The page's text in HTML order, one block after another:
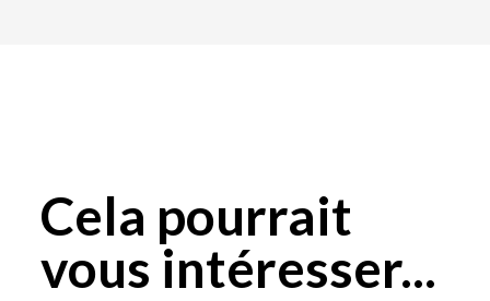
Cela pourrait
vous intéresser...